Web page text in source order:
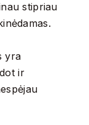
stipriau
yra
ir